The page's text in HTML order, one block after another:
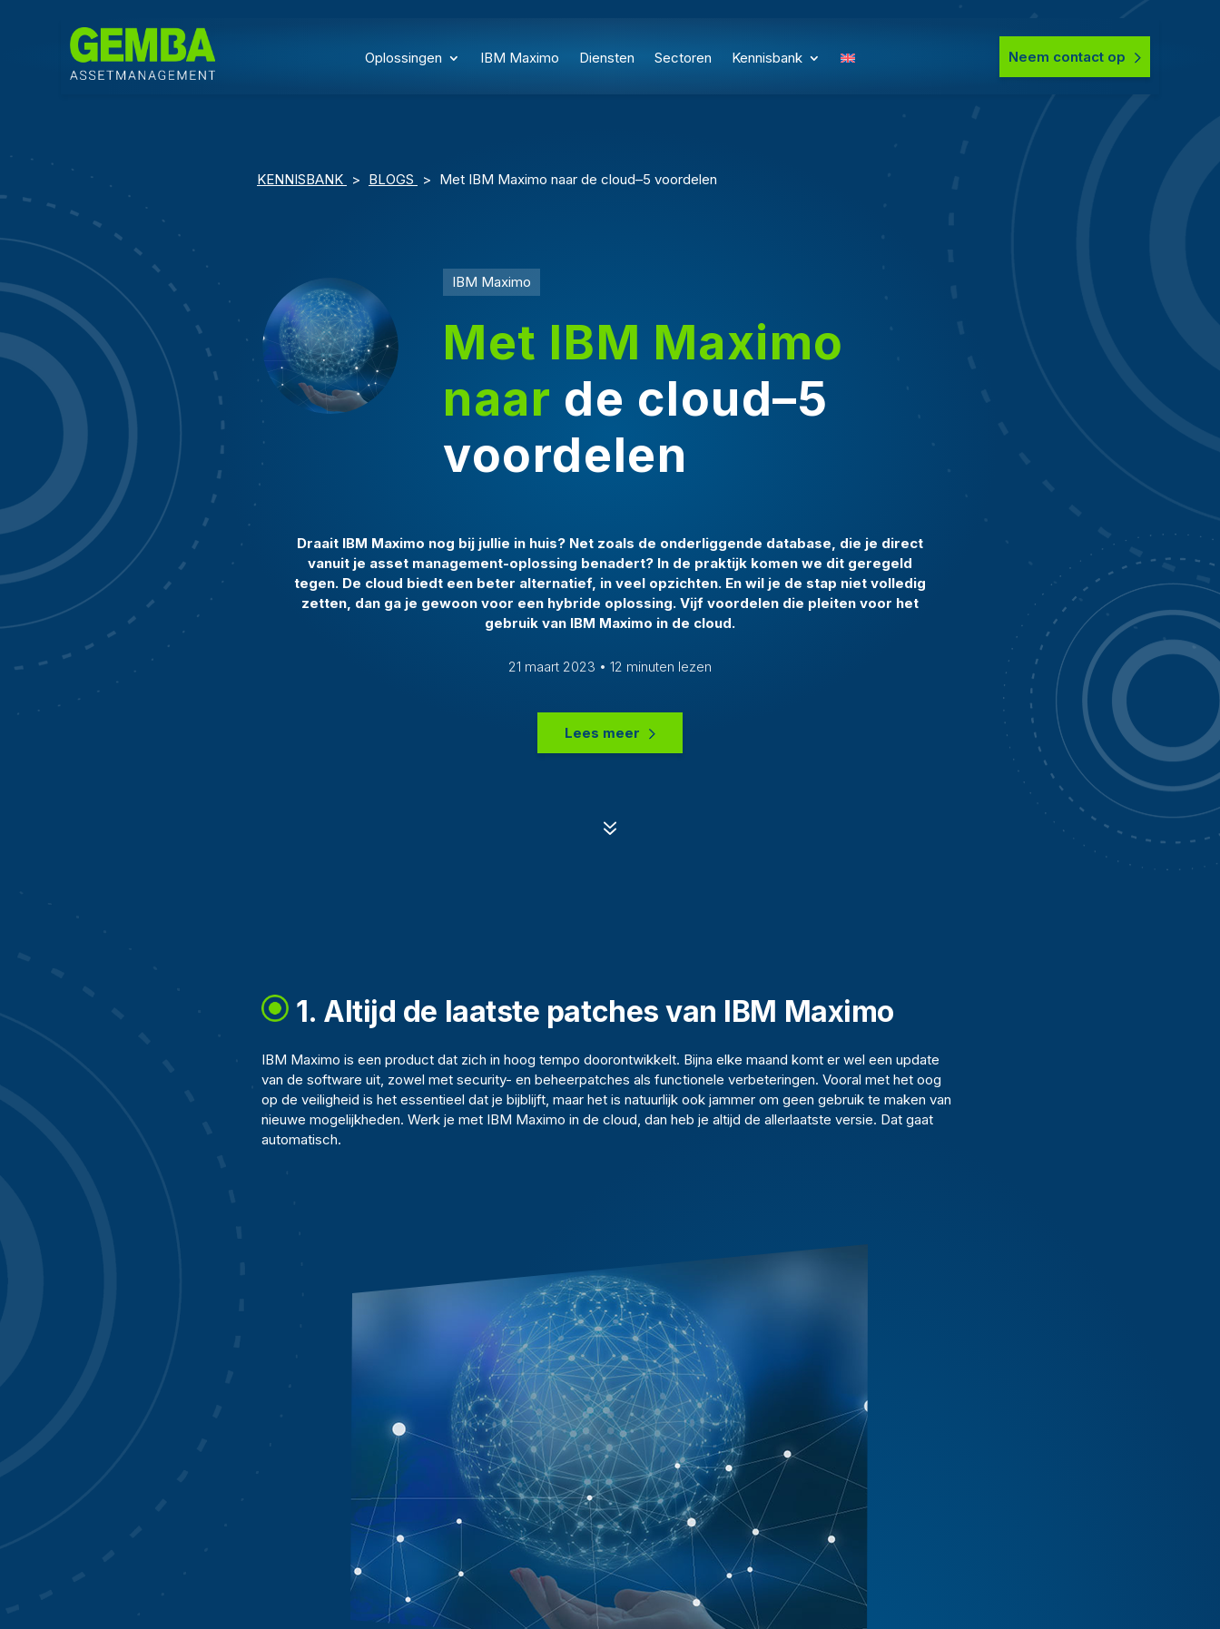
Oplossingen IBM Maximo Diensten Sectoren Kennisbank Neem contact op
KENNISBANK > BLOGS > Met IBM Maximo naar de cloud–5 voordelen
IBM Maximo
Met IBM Maximo
naar de cloud–5
voordelen
Draait IBM Maximo nog bij jullie in huis? Net zoals de onderliggende database, die je direct
vanuit je asset management-oplossing benadert? In de praktijk komen we dit geregeld
tegen. De cloud biedt een beter alternatief, in veel opzichten. En wil je de stap niet volledig
zetten, dan ga je gewoon voor een hybride oplossing. Vijf voordelen die pleiten voor het
gebruik van IBM Maximo in de cloud.
21 maart 2023 • 12 minuten lezen
Lees meer
7
1. Altijd de laatste patches van IBM Maximo
IBM Maximo is een product dat zich in hoog tempo doorontwikkelt. Bijna elke maand komt er wel een update
van de software uit, zowel met security- en beheerpatches als functionele verbeteringen. Vooral met het oog
op de veiligheid is het essentieel dat je bijblijft, maar het is natuurlijk ook jammer om geen gebruik te maken van
nieuwe mogelijkheden. Werk je met IBM Maximo in de cloud, dan heb je altijd de allerlaatste versie. Dat gaat
automatisch.